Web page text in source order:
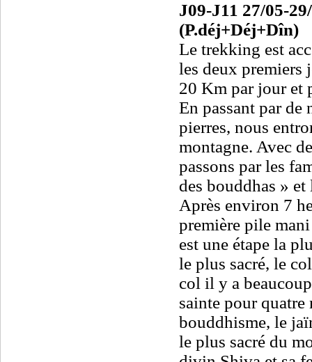
J09-J11 27/05-
(P.déj+Déj+Dîn)
Le trekking est
les deux premiers
20 Km par jour et
En passant par de
pierres, nous
montagne. Avec
passons par les
des bouddhas »
Après environ 7
première pile
est une étape la
le plus sacré, le
col il y a
sainte pour
bouddhisme, le
le plus sacré du